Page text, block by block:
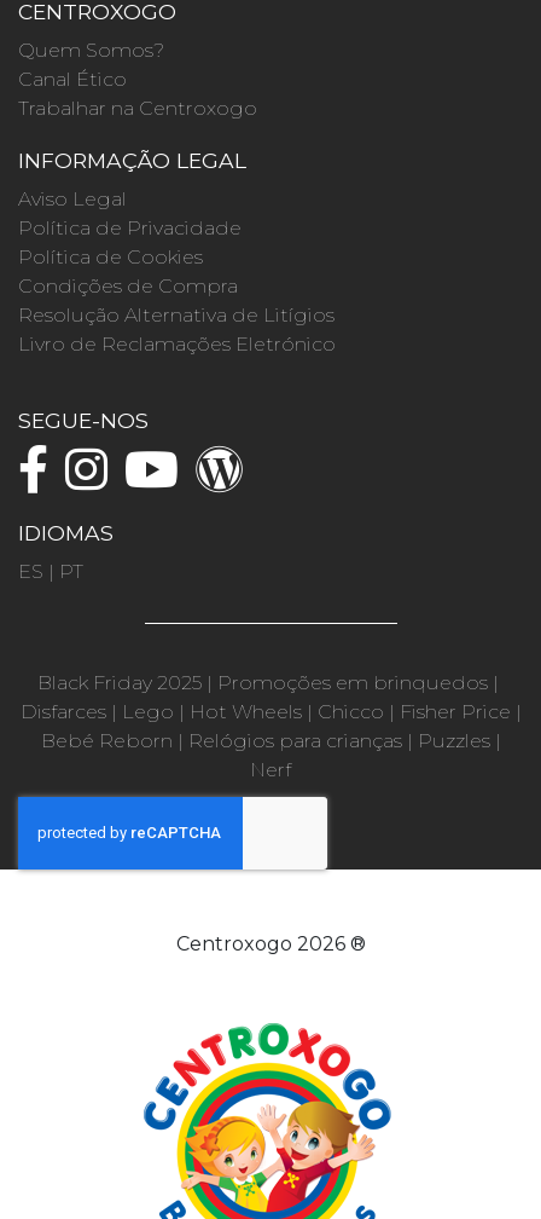
CENTROXOGO
Quem Somos?
Canal Ético
Trabalhar na Centroxogo
INFORMAÇÃO LEGAL
Aviso Legal
Política de Privacidade
Política de Cookies
Condições de Compra
Resolução Alternativa de Litígios
Livro de Reclamações Eletrónico
SEGUE-NOS
IDIOMAS
ES | PT
Black Friday 2025 | Promoções em brinquedos |
Disfarces| Lego | Hot Wheels| Chicco | Fisher Price |
Bebé Reborn | Relógios para crianças| Puzzles|
Nerf
Centroxogo 2026 ®